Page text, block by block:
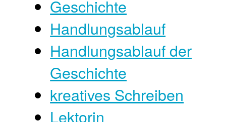
Geschichte
Handlungsablauf
Handlungsablauf der
Geschichte
kreatives Schreiben
Lektorin